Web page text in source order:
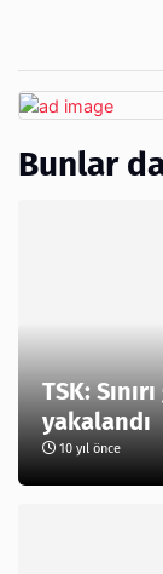
Bunlar
TSK:
yakalandı
10 yıl önce